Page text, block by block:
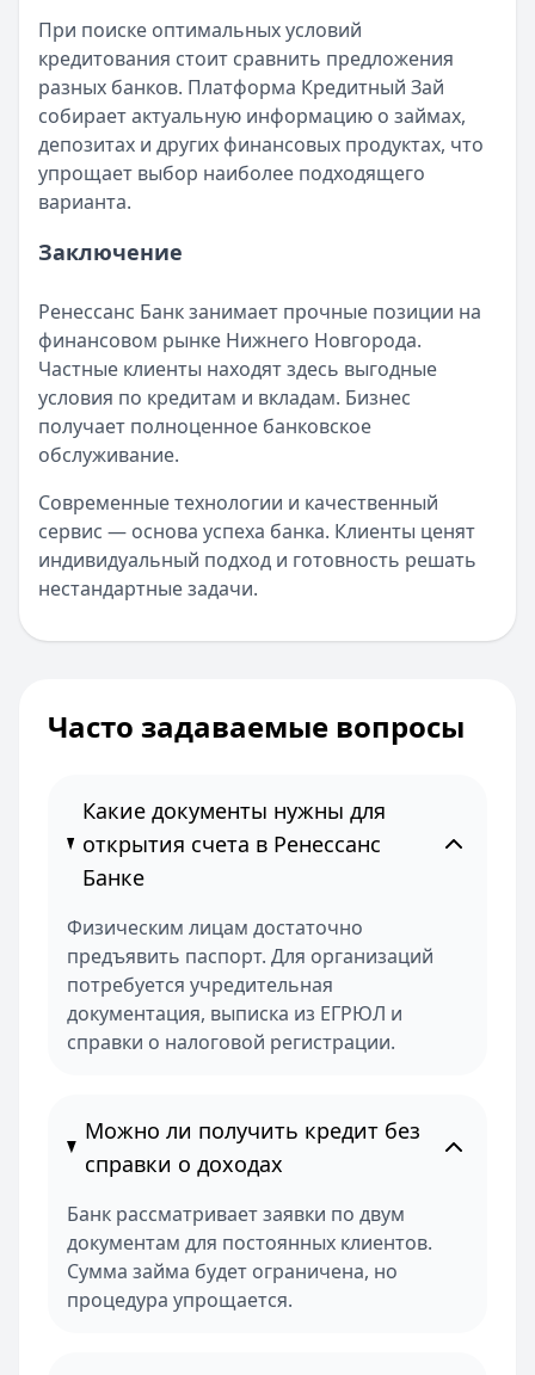
При поиске оптимальных условий
кредитования стоит сравнить предложения
разных банков. Платформа Кредитный Зай
собирает актуальную информацию о займах,
депозитах и других финансовых продуктах, что
упрощает выбор наиболее подходящего
варианта.
Заключение
Ренессанс Банк занимает прочные позиции на
финансовом рынке Нижнего Новгорода.
Частные клиенты находят здесь выгодные
условия по кредитам и вкладам. Бизнес
получает полноценное банковское
обслуживание.
Современные технологии и качественный
сервис — основа успеха банка. Клиенты ценят
индивидуальный подход и готовность решать
нестандартные задачи.
Часто задаваемые вопросы
Какие документы нужны для
открытия счета в Ренессанс
Банке
Физическим лицам достаточно
предъявить паспорт. Для организаций
потребуется учредительная
документация, выписка из ЕГРЮЛ и
справки о налоговой регистрации.
Можно ли получить кредит без
справки о доходах
Банк рассматривает заявки по двум
документам для постоянных клиентов.
Сумма займа будет ограничена, но
процедура упрощается.